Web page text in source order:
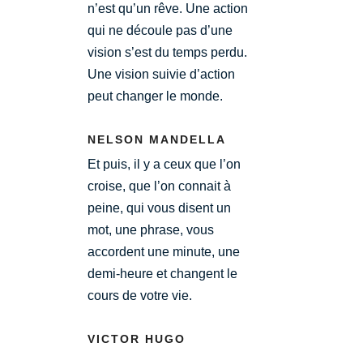
n’est qu’un rêve. Une action
qui ne découle pas d’une
vision s’est du temps perdu.
Une vision suivie d’action
peut changer le monde.
NELSON MANDELLA
Et puis, il y a ceux que l’on
croise, que l’on connait à
peine, qui vous disent un
mot, une phrase, vous
accordent une minute, une
demi-heure et changent le
cours de votre vie.
VICTOR HUGO